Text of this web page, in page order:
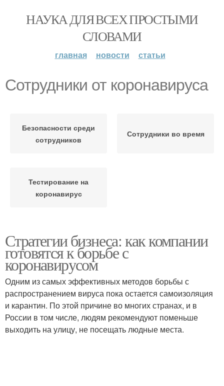
НАУКА ДЛЯ ВСЕХ ПРОСТЫМИ
СЛОВАМИ
главная новости статьи
Сотрудники от коронавируса
Безопасности среди
сотрудников
Сотрудники во время
Тестирование на
коронавирус
Стратегии бизнеса: как компании
готовятся к борьбе с
коронавирусом
Одним из самых эффективных методов борьбы с
распространением вируса пока остается самоизоляция
и карантин. По этой причине во многих странах, и в
России в том числе, людям рекомендуют поменьше
выходить на улицу, не посещать людные места.